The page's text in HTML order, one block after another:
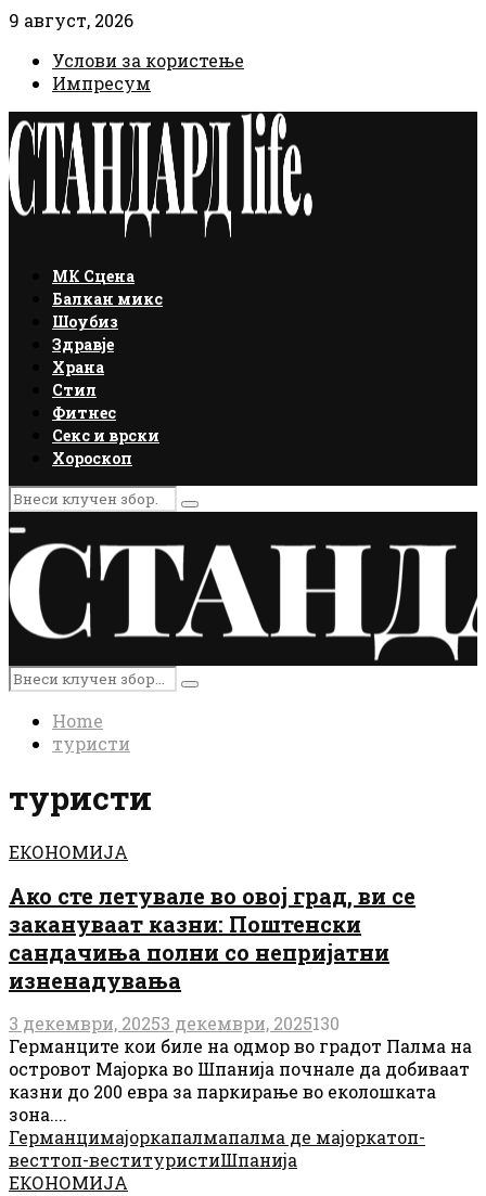
9 август, 2026
Услови за користење
Импресум
Facebook
Instagram
Email
Rss
МК Сцена
Балкан микс
Шоубиз
Здравје
Храна
Стил
Фитнес
Секс и врски
Хороскоп
Search
for:
Search
Primary
Menu
Search
for:
Search
Home
туристи
туристи
ЕКОНОМИЈА
Ако сте летувале во овој град, ви се
закануваат казни: Поштенски
сандачиња полни со непријатни
изненадувања
3 декември, 20253 декември, 2025130
Германците кои биле на одмор во градот Палма на
островот Мајорка во Шпанија почнале да добиваат
казни до 200 евра за паркирање во еколошката
зона....
Германцимајоркапалмапалма де мајоркатоп-
весттоп-веституристиШпанија
ЕКОНОМИЈА